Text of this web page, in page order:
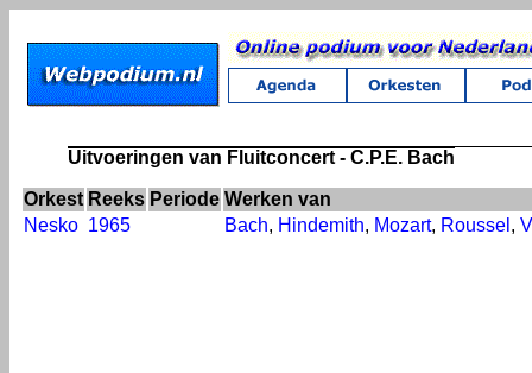
Uitvoeringen van Fluitconcert - C.P.E. Bach
Orkest Reeks Periode Werken van
Nesko 1965 Bach, Hindemith, Mozart, Roussel ,